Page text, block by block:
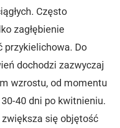
Często
zagłębienie
przykielichowa. Do
dochodzi zazwyczaj
wzrostu, od momentu
40 dni po kwitnieniu.
się objętość